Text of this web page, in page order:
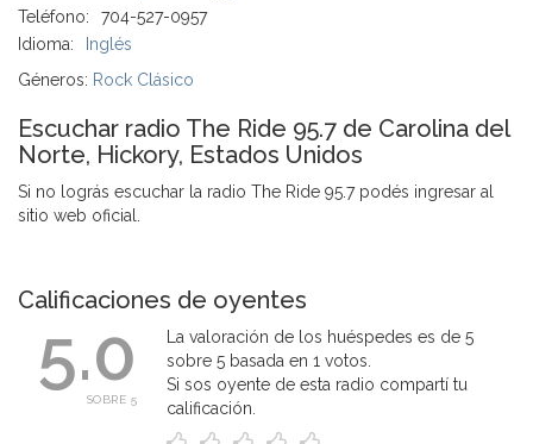
Teléfono:
704-527-0957
Idioma:
Inglés
Géneros: Rock Clásico
Escuchar radio The Ride 95.7 de Carolina del
Norte, Hickory, Estados Unidos
Si no lográs escuchar la radio The Ride 95.7 podés ingresar al
sitio web oficial.
Calificaciones de oyentes
5.0
SOBRE 5
La valoración de los huéspedes es de 5
sobre 5 basada en 1 votos.
Si sos oyente de esta radio compartí tu
calificación.